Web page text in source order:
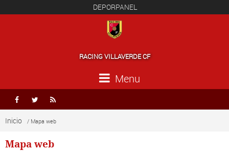
DEPORPANEL
RACING VILLAVERDE CF
Menu
  
Inicio / Mapa web
Mapa web